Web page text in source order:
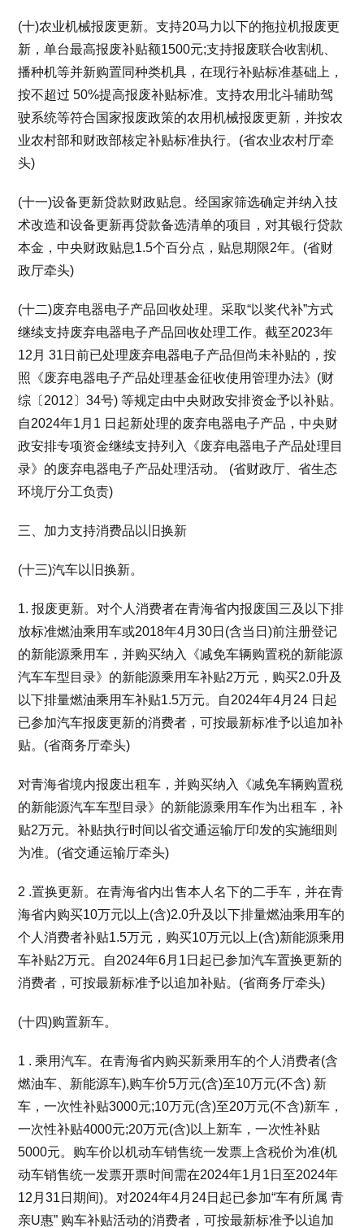
(十)农业机械报废更新。支持20马力以下的拖拉机报废更
新，单台最高报废补贴额1500元;支持报废联合收割机、
播种机等并新购置同种类机具，在现行补贴标准基础上，
按不超过 50%提高报废补贴标准。支持农用北斗辅助驾
驶系统等符合国家报废政策的农用机械报废更新，并按农
业农村部和财政部核定补贴标准执行。(省农业农村厅牵
头)
(十一)设备更新贷款财政贴息。经国家筛选确定并纳入技
术改造和设备更新再贷款备选清单的项目，对其银行贷款
本金，中央财政贴息1.5个百分点，贴息期限2年。(省财
政厅牵头)
(十二)废弃电器电子产品回收处理。采取“以奖代补”方式
继续支持废弃电器电子产品回收处理工作。截至2023年
12月 31日前已处理废弃电器电子产品但尚未补贴的，按
照《废弃电器电子产品处理基金征收使用管理办法》(财
综〔2012〕34号) 等规定由中央财政安排资金予以补贴。
自2024年1月1 日起新处理的废弃电器电子产品，中央财
政安排专项资金继续支持列入《废弃电器电子产品处理目
录》的废弃电器电子产品处理活动。 (省财政厅、省生态
环境厅分工负责)
三、加力支持消费品以旧换新
(十三)汽车以旧换新。
1. 报废更新。对个人消费者在青海省内报废国三及以下排
放标准燃油乘用车或2018年4月30日(含当日)前注册登记
的新能源乘用车，并购买纳入《减免车辆购置税的新能源
汽车车型目录》的新能源乘用车补贴2万元，购买2.0升及
以下排量燃油乘用车补贴1.5万元。自2024年4月24 日起
已参加汽车报废更新的消费者，可按最新标准予以追加补
贴。(省商务厅牵头)
对青海省境内报废出租车，并购买纳入《减免车辆购置税
的新能源汽车车型目录》的新能源乘用车作为出租车，补
贴2万元。补贴执行时间以省交通运输厅印发的实施细则
为准。(省交通运输厅牵头)
2 .置换更新。在青海省内出售本人名下的二手车，并在青
海省内购买10万元以上(含)2.0升及以下排量燃油乘用车的
个人消费者补贴1.5万元，购买10万元以上(含)新能源乘用
车补贴2万元。自2024年6月1日起已参加汽车置换更新的
消费者，可按最新标准予以追加补贴。(省商务厅牵头)
(十四)购置新车。
1 . 乘用汽车。在青海省内购买新乘用车的个人消费者(含
燃油车、新能源车),购车价5万元(含)至10万元(不含) 新
车，一次性补贴3000元;10万元(含)至20万元(不含)新车，
一次性补贴4000元;20万元(含)以上新车，一次性补贴
5000元。购车价以机动车销售统一发票上含税价为准(机
动车销售统一发票开票时间需在2024年1月1日至2024年
12月31日期间)。对2024年4月24日起已参加“车有所属 青
亲U惠” 购车补贴活动的消费者，可按最新标准予以追加